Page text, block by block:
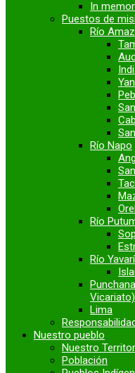
In
Puestos de
Río
Río Napo
Río
Río Yavarí
Vicariato)
Lima
Nuestro pueblo
Nuestro
Población